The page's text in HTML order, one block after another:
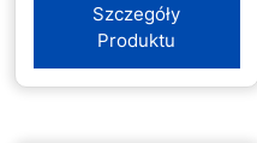
Szczegóły
Produktu